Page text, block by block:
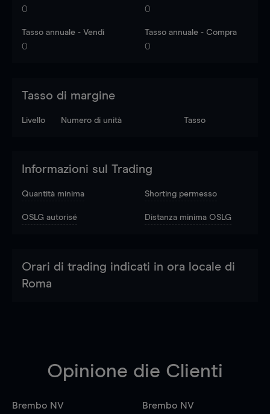
0 0
Tasso annuale - Vendi
0
Tasso annuale - Compra
0
Tasso di margine
Livello Numero di unità Tasso
Informazioni sul Trading
Quantità minima Shorting permesso
OSLG autorisé Distanza minima OSLG
Orari di trading indicati in ora locale di
Roma
Opinione die Clienti
Brembo NV
Brembo NV